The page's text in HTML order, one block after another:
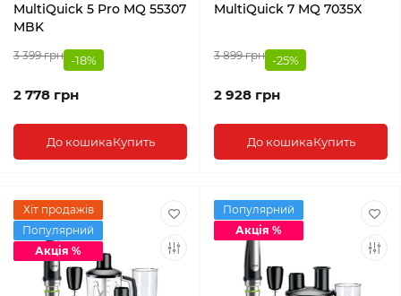
MultiQuick 5 Pro MQ 55307
MBK
3 399 грн -18%
2 778 грн
До кошикаКупить
MultiQuick 7 MQ 7035X
3 899 грн -25%
2 928 грн
До кошикаКупить
Хіт продажів
Популярний
Акція %
Популярний
Акція %